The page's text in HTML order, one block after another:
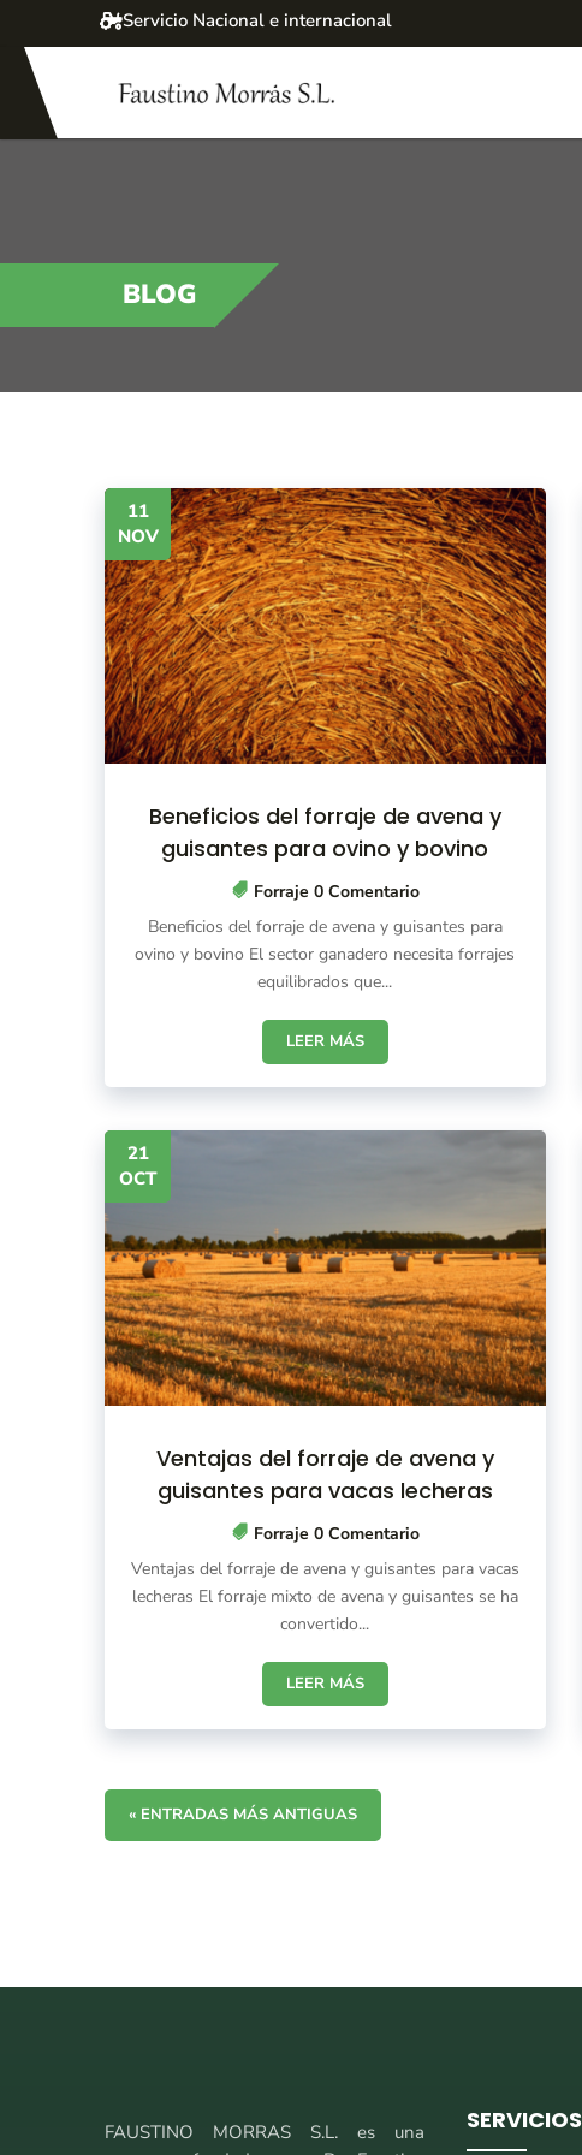
Servicio Nacional e internacional
BLOG
Beneficios del forraje de avena y
guisantes para ovino y bovino
11
NOV
Forraje 0 Comentario
Beneficios del forraje de avena y guisantes para
ovino y bovino El sector ganadero necesita forrajes
equilibrados que...
LEER MÁS
Ventajas del forraje de avena y
guisantes para vacas lecheras
21
OCT
Forraje 0 Comentario
Ventajas del forraje de avena y guisantes para vacas
lecheras El forraje mixto de avena y guisantes se ha
convertido...
LEER MÁS
« ENTRADAS MÁS ANTIGUAS
FAUSTINO MORRAS S.L. es una
SERVICIOS